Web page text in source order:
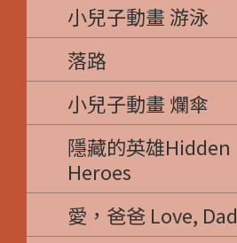
小兒子動畫 游泳
落路
小兒子動畫 爛傘
隱藏的英雄Hidden
Heroes
愛，爸爸 Love, Dad